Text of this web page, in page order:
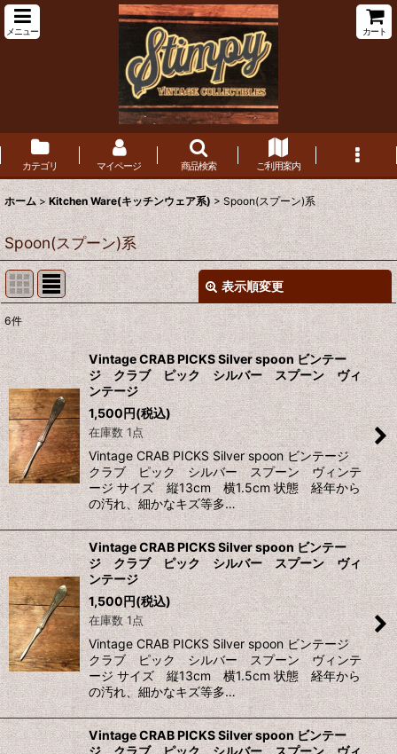
メニュー カート
カテゴリ マイページ 商品検索 ご利用案内
ホーム > Kitchen Ware(キッチンウェア系) > Spoon(スプーン)系
Spoon(スプーン)系
表示順変更
表示数:
在庫あり
並び順:
絞り込む
6件
Vintage CRAB PICKS Silver spoon ビンテー
ジ クラブ ピック シルバー スプーン ヴィ
ンテージ
1,500円(税込)
在庫数 1点
Vintage CRAB PICKS Silver spoon ビンテージ
クラブ ピック シルバー スプーン ヴィンテ
ージ サイズ 縦13cm 横1.5cm 状態 経年から
の汚れ、細かなキズ等多…
Vintage CRAB PICKS Silver spoon ビンテー
ジ クラブ ピック シルバー スプーン ヴィ
ンテージ
1,500円(税込)
在庫数 1点
Vintage CRAB PICKS Silver spoon ビンテージ
クラブ ピック シルバー スプーン ヴィンテ
ージ サイズ 縦13cm 横1.5cm 状態 経年から
の汚れ、細かなキズ等多…
Vintage CRAB PICKS Silver spoon ビンテー
ジ クラブ ピック シルバー スプーン ヴィ